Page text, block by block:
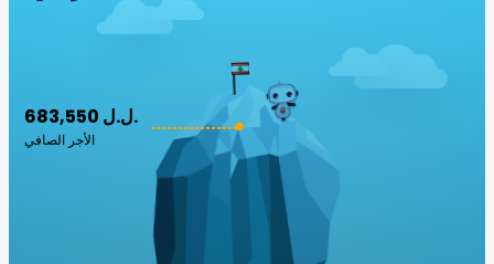
683,550 ل.ل.‎
الأجر الصافي